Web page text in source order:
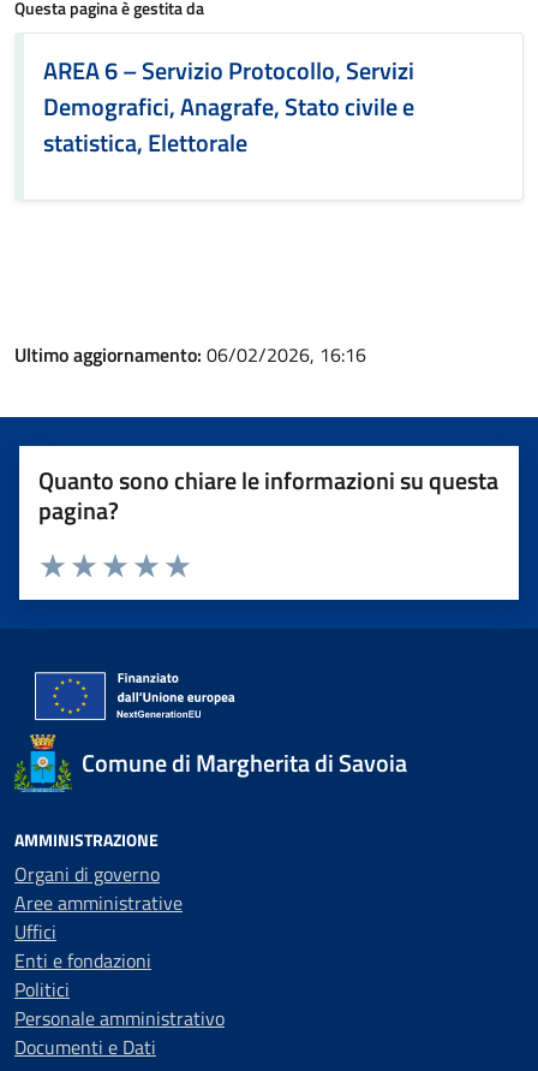
Questa pagina è gestita da
AREA 6 – Servizio Protocollo, Servizi
Demografici, Anagrafe, Stato civile e
statistica, Elettorale
Ultimo aggiornamento: 06/02/2026, 16:16
Quanto sono chiare le informazioni su questa
pagina?
Valuta 5 stelle su 5
Valuta 4 stelle su 5
Valuta 3 stelle su 5
Valuta 2 stelle su 5
Valuta 1 stelle su 5
Comune di Margherita di Savoia
AMMINISTRAZIONE
Organi di governo
Aree amministrative
Uffici
Enti e fondazioni
Politici
Personale amministrativo
Documenti e Dati